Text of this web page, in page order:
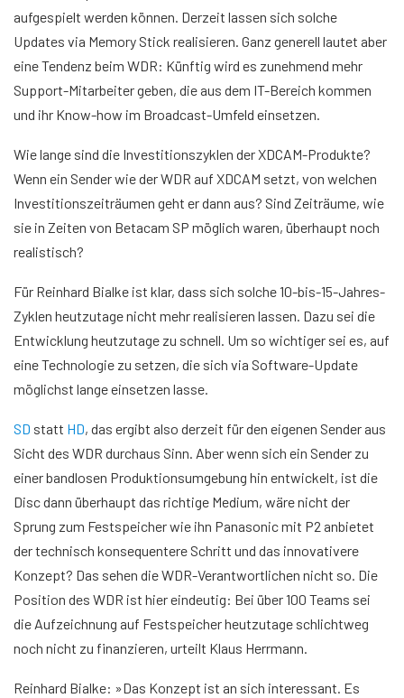
aufgespielt werden können. Derzeit lassen sich solche
Updates via Memory Stick realisieren. Ganz generell lautet aber
eine Tendenz beim WDR: Künftig wird es zunehmend mehr
Support-Mitarbeiter geben, die aus dem IT-Bereich kommen
und ihr Know-how im Broadcast-Umfeld einsetzen.
Wie lange sind die Investitionszyklen der XDCAM-Produkte?
Wenn ein Sender wie der WDR auf XDCAM setzt, von welchen
Investitionszeiträumen geht er dann aus? Sind Zeiträume, wie
sie in Zeiten von Betacam SP möglich waren, überhaupt noch
realistisch?
Für Reinhard Bialke ist klar, dass sich solche 10-bis-15-Jahres-
Zyklen heutzutage nicht mehr realisieren lassen. Dazu sei die
Entwicklung heutzutage zu schnell. Um so wichtiger sei es, auf
eine Technologie zu setzen, die sich via Software-Update
möglichst lange einsetzen lasse.
SD statt HD, das ergibt also derzeit für den eigenen Sender aus
Sicht des WDR durchaus Sinn. Aber wenn sich ein Sender zu
einer bandlosen Produktionsumgebung hin entwickelt, ist die
Disc dann überhaupt das richtige Medium, wäre nicht der
Sprung zum Festspeicher wie ihn Panasonic mit P2 anbietet
der technisch konsequentere Schritt und das innovativere
Konzept? Das sehen die WDR-Verantwortlichen nicht so. Die
Position des WDR ist hier eindeutig: Bei über 100 Teams sei
die Aufzeichnung auf Festspeicher heutzutage schlichtweg
noch nicht zu finanzieren, urteilt Klaus Herrmann.
Reinhard Bialke: »Das Konzept ist an sich interessant. Es